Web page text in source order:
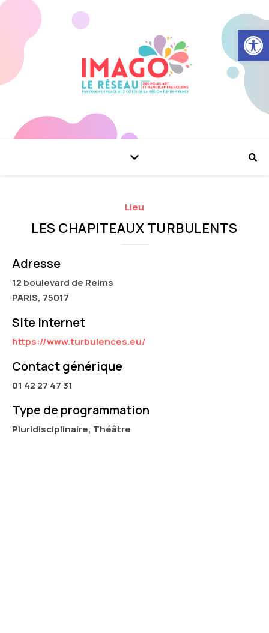
Ouvrir
Lieu
LES CHAPITEAUX TURBULENTS
Adresse
12 boulevard de Reims
PARIS, 75017
Site internet
https://www.turbulences.eu/
Contact générique
01 42 27 47 31
Type de programmation
Pluridisciplinaire, Théâtre